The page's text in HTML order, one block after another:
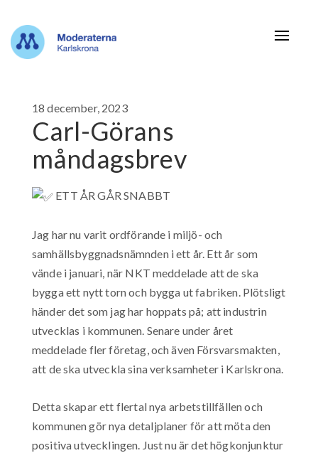
18 december, 2023
Carl-Görans
måndagsbrev
ETT ÅR GÅR SNABBT
Jag har nu varit ordförande i miljö- och
samhällsbyggnadsnämnden i ett år. Ett år som
vände i januari, när NKT meddelade att de ska
bygga ett nytt torn och bygga ut fabriken. Plötsligt
händer det som jag har hoppats på; att industrin
utvecklas i kommunen. Senare under året
meddelade fler företag, och även Försvarsmakten,
att de ska utveckla sina verksamheter i Karlskrona.
Detta skapar ett flertal nya arbetstillfällen och
kommunen gör nya detaljplaner för att möta den
positiva utvecklingen. Just nu är det högkonjunktur